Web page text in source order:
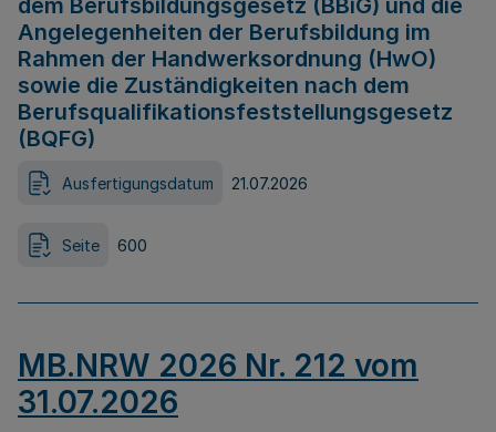
dem Berufsbildungsgesetz (BBiG) und die
Angelegenheiten der Berufsbildung im
Rahmen der Handwerksordnung (HwO)
sowie die Zuständigkeiten nach dem
Berufsqualifikationsfeststellungsgesetz
(BQFG)
Ausfertigungsdatum 21.07.2026
Seite 600
MB.NRW 2026 Nr. 212 vom
31.07.2026